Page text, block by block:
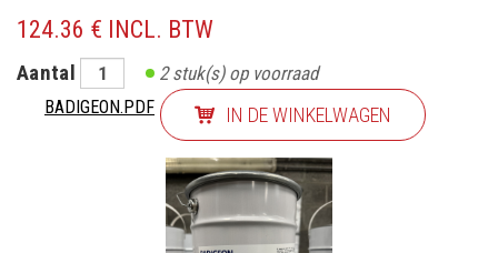
124.36 € INCL. BTW
Aantal 2stuk(s) op voorraad
IN DE WINKELWAGEN
BADIGEON.PDF